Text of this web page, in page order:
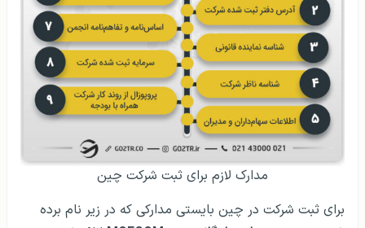
مدارک لازم برای ثبت شرکت چین
برای ثبت شرکت در چین بایستی مدارکی که در زیر نام برده